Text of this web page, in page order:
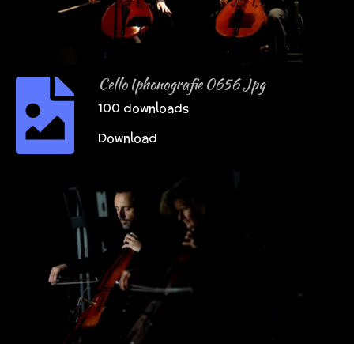
Cello Iphonografie 0656 Jpg
100 downloads
Download